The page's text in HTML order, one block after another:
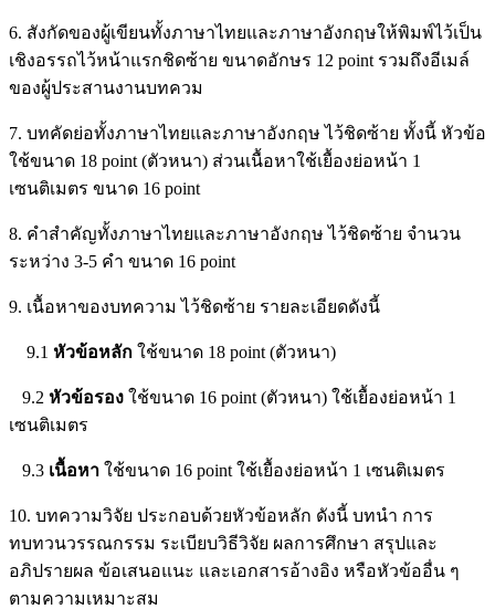
6. สังกัดของผู้เขียนทั้งภาษาไทยและภาษาอังกฤษให้พิมพ์ไว้เป็น
เชิงอรรถไว้หน้าแรกชิดซ้าย ขนาดอักษร 12 point รวมถึงอีเมล์
ของผู้ประสานงานบทควม
7. บทคัดย่อทั้งภาษาไทยและภาษาอังกฤษ ไว้ชิดซ้าย ทั้งนี้ หัวข้อ
ใช้ขนาด 18 point (ตัวหนา) ส่วนเนื้อหาใช้เยื้องย่อหน้า 1
เซนติเมตร ขนาด 16 point
8. คำสำคัญทั้งภาษาไทยและภาษาอังกฤษ ไว้ชิดซ้าย จำนวน
ระหว่าง 3-5 คำ ขนาด 16 point
9. เนื้อหาของบทความ ไว้ชิดซ้าย รายละเอียดดังนี้
9.1 หัวข้อหลัก ใช้ขนาด 18 point (ตัวหนา)
9.2 หัวข้อรอง ใช้ขนาด 16 point (ตัวหนา) ใช้เยื้องย่อหน้า 1
เซนติเมตร
9.3 เนื้อหา ใช้ขนาด 16 point ใช้เยื้องย่อหน้า 1 เซนติเมตร
10. บทความวิจัย ประกอบด้วยหัวข้อหลัก ดังนี้ บทนำ การ
ทบทวนวรรณกรรม ระเบียบวิธีวิจัย ผลการศึกษา สรุปและ
อภิปรายผล ข้อเสนอแนะ และเอกสารอ้างอิง หรือหัวข้ออื่น ๆ
ตามความเหมาะสม